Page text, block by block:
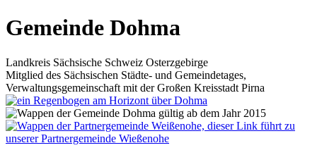
Gemeinde Dohma
Landkreis Sächsische Schweiz Osterzgebirge
Mitglied des Sächsischen Städte- und Gemeindetages,
Verwaltungsgemeinschaft mit der Großen Kreisstadt Pirna